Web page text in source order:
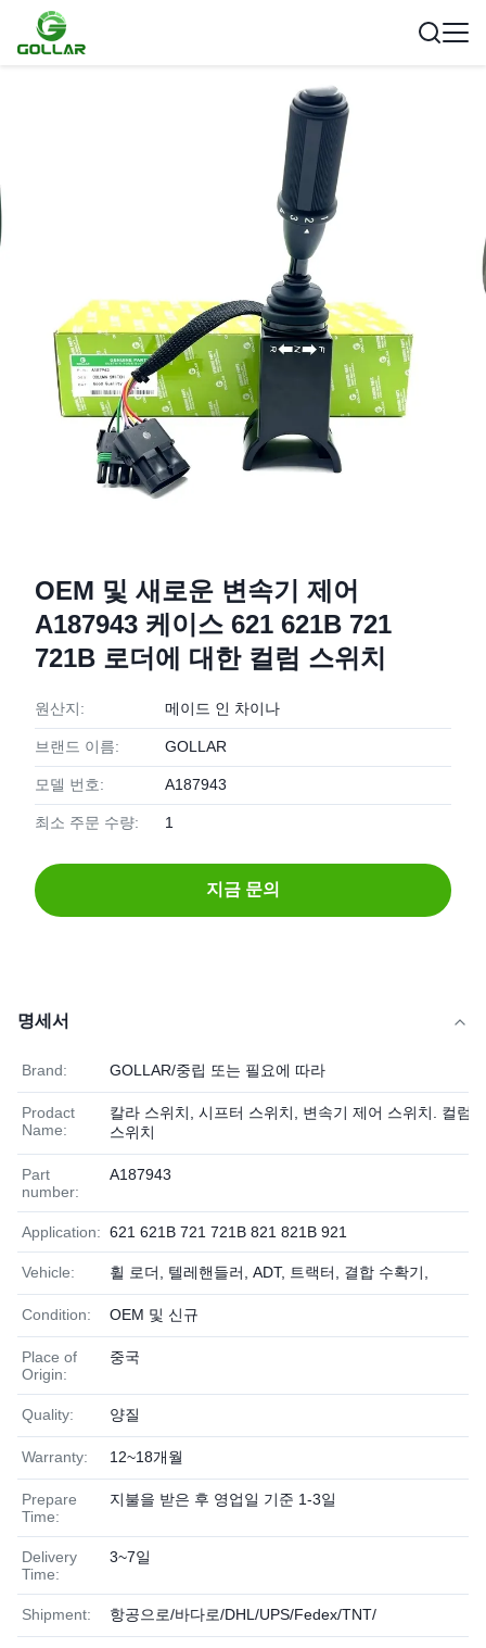
OEM 및 새로운 변속기 제어
A187943 케이스 621 621B 721
721B 로더에 대한 컬럼 스위치
원산지: 메이드 인 차이나
브랜드 이름: GOLLAR
모델 번호: A187943
최소 주문 수량: 1
지금 문의
명세서
Brand: GOLLAR/중립 또는 필요에 따라
Prodact
Name:
칼라 스위치, 시프터 스위치, 변속기 제어 스위치. 컬럼
스위치
Part
number:
A187943
Application: 621 621B 721 721B 821 821B 921
Vehicle: 휠 로더, 텔레핸들러, ADT, 트랙터, 결합 수확기,
Condition: OEM 및 신규
Place of
Origin:
중국
Quality: 양질
Warranty: 12~18개월
Prepare
Time:
지불을 받은 후 영업일 기준 1-3일
Delivery
Time:
3~7일
Shipment: 항공으로/바다로/DHL/UPS/Fedex/TNT/